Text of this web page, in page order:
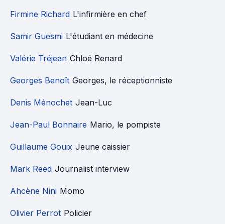
Firmine Richard L'infirmière en chef
Samir Guesmi L'étudiant en médecine
Valérie Tréjean Chloé Renard
Georges Benoît Georges, le réceptionniste
Denis Ménochet Jean-Luc
Jean-Paul Bonnaire Mario, le pompiste
Guillaume Gouix Jeune caissier
Mark Reed Journalist interview
Ahcène Nini Momo
Olivier Perrot Policier